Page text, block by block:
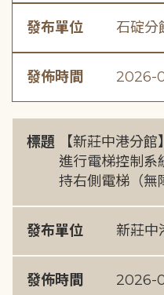
發布單位 石碇分
發佈時間 2026-
標題
【新莊中港分館
進行電梯控制系
持右側電梯（無
發布單位 新莊中
發佈時間 2026-